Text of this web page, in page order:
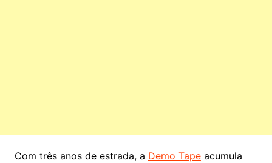
Com três anos de estrada, a Demo Tapeacumula